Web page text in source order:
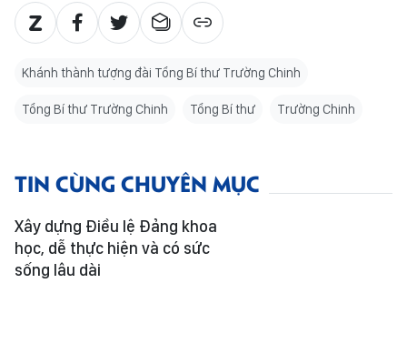
Khánh thành tượng đài Tổng Bí thư Trường Chinh
Tổng Bí thư Trường Chinh Tổng Bí thư Trường Chinh
TIN CÙNG CHUYÊN MỤC
Xây dựng Điều lệ Đảng khoa
học, dễ thực hiện và có sức
sống lâu dài